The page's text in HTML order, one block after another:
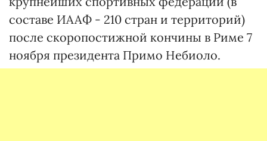
составе ИААФ - 210 стран и территорий)
после скоропостижной кончины в Риме 7
ноября президента Примо Небиоло.